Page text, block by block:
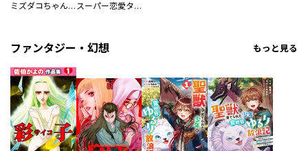
ミズダコちゃんからは逃げられない！ スーパー恋愛タイム！～現場でドＳな彼女は自宅でデレる～
ファンタジー・幻想 もっと見る